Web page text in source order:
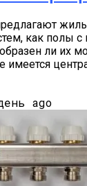
как полы
ли их
имеется
ago